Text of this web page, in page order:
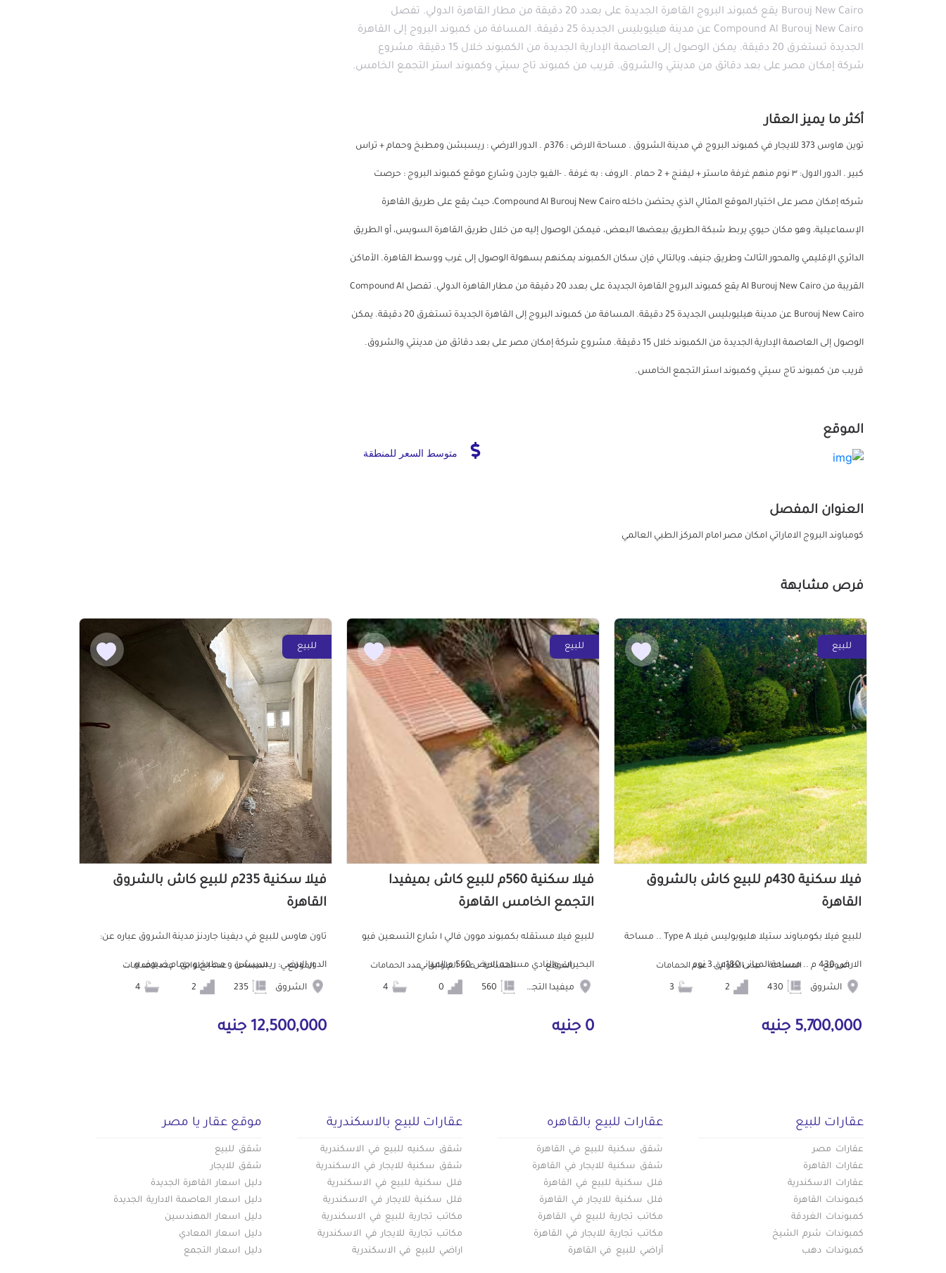
Burouj New Cairo يقع كمبوند البروج القاهرة الجديدة على بعدد 20 دقيقة من مطار القاهرة الدولي. تفصل
Compound Al Burouj New Cairo عن مدينة هيليوبليس الجديدة 25 دقيقة. المسافة من كمبوند البروج إلى القاهرة
الجديدة تستغرق 20 دقيقة. يمكن الوصول إلى العاصمة الإدارية الجديدة من الكمبوند خلال 15 دقيقة. مشروع
شركة إمكان مصر على بعد دقائق من مدينتي والشروق. قريب من كمبوند تاج سيتي وكمبوند استر التجمع الخامس.
أكثر ما يميز العقار
توين هاوس 373 للايجار في كمبوند البروج في مدينة الشروق . مساحة الارض : 376م . الدور الارضي : ريسبشن ومطبخ وحمام + تراس
كبير . الدور الاول: ٣ نوم منهم غرفة ماستر + ليفنج + 2 حمام . الروف : به غرفة . -الفيو جاردن وشارع موقع كمبوند البروج : حرصت
شركه إمكان مصر على اختيار الموقع المثالي الذي يحتضن داخله Compound Al Burouj New Cairo، حيث يقع على طريق القاهرة
الإسماعيلية، وهو مكان حيوي يربط شبكة الطريق ببعضها البعض، فيمكن الوصول إليه من خلال طريق القاهرة السويس، أو الطريق
الدائري الإقليمي والمحور الثالث وطريق جنيف، وبالتالي فإن سكان الكمبوند يمكنهم بسهولة الوصول إلى غرب ووسط القاهرة. الأماكن
القريبة من Al Burouj New Cairo يقع كمبوند البروج القاهرة الجديدة على بعدد 20 دقيقة من مطار القاهرة الدولي. تفصل Compound Al
Burouj New Cairo عن مدينة هيليوبليس الجديدة 25 دقيقة. المسافة من كمبوند البروج إلى القاهرة الجديدة تستغرق 20 دقيقة. يمكن
الوصول إلى العاصمة الإدارية الجديدة من الكمبوند خلال 15 دقيقة. مشروع شركة إمكان مصر على بعد دقائق من مدينتي والشروق.
قريب من كمبوند تاج سيتي وكمبوند استر التجمع الخامس.
الموقع
متوسط السعر للمنطقة
العنوان المفصل
كومباوند البروج الاماراتي امكان مصر امام المركز الطبي العالمي
فرص مشابهة
للبيع
فيلا سكنية 430م للبيع كاش بالشروق
القاهرة
للبيع فيلا بكومباوند ستيلا هليوبوليس فيلا Type A .. مساحة
الارض 430 م .. مساحة المبانى 180م ..3 نوم ...الموقع
الشروق
المساحة عدد الطوابق عدد الحمامات
5,700,000 جنيه
للبيع
فيلا سكنية 560م للبيع كاش بميفيدا
التجمع الخامس القاهرة
للبيع فيلا مستقله بكمبوند موون فالي ١ شارع التسعين فيو
البحيرات والنادي مساحه الارض 560 م المباني ...
الموقع
ميفيدا التجمع الخامس
المساحة عدد الطوابق عدد الحمامات
0 جنيه
للبيع
فيلا سكنية 235م للبيع كاش بالشروق
القاهرة
تاون هاوس للبيع في ديفينا جاردنز مدينة الشروق عباره عن:
الدور الارضي: ريسيبشن و مطبخ و حمام ضيوف و ...
الموقع
الشروق
المساحة عدد الطوابق عدد الحمامات
12,500,000 جنيه
عقارات للبيع
عقارات مصر
عقارات القاهرة
عقارات الاسكندرية
كبموندات القاهرة
كمبوندات الغردقة
كمبوندات شرم الشيخ
كمبوندات دهب
عقارات للبيع بالقاهره
شقق سكنية للبيع في القاهرة
شقق سكنية للايجار في القاهرة
فلل سكنية للبيع في القاهرة
فلل سكنية للايجار في القاهرة
مكاتب تجارية للبيع في القاهرة
مكاتب تجارية للايجار في القاهرة
أراضي للبيع في القاهرة
عقارات للبيع بالاسكندرية
شقق سكنيه للبيع في الاسكندرية
شقق سكنية للايجار في الاسكندرية
فلل سكنية للبيع في الاسكندرية
فلل سكنية للايجار في الاسكندرية
مكاتب تجارية للبيع في الاسكندرية
مكاتب تجارية للايجار في الاسكندرية
اراضي للبيع في الاسكندرية
موقع عقار يا مصر
شقق للبيع
شقق للايجار
دليل اسعار القاهرة الجديدة
دليل اسعار العاصمة الادارية الجديدة
دليل اسعار المهندسين
دليل اسعار المعادي
دليل اسعار التجمع